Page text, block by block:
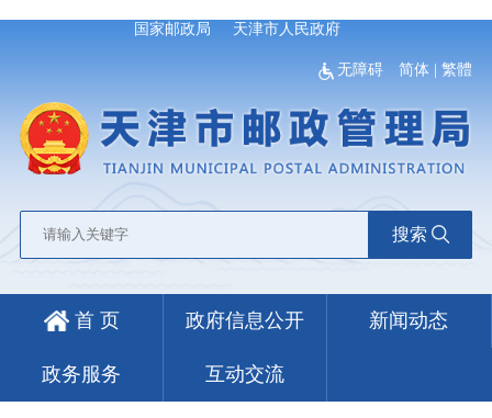
国家邮政局 天津市人民政府
无障碍 简体 |繁體
搜索
首 页 政府信息公开 新闻动态
政务服务 互动交流